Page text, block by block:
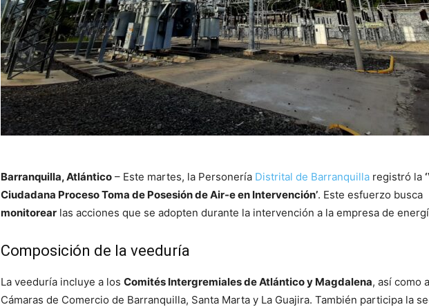
Barranquilla, Atlántico – Este martes, la Personería Distrital de Barranquilla registró la
Ciudadana Proceso Toma de Posesión de Air-e en Intervención’. Este esfuerzo busca
monitorear las acciones que se adopten durante la intervención a la empresa de
Composición de la veeduría
La veeduría incluye a los Comités Intergremiales de Atlántico y Magdalena, así como
Cámaras de Comercio de Barranquilla, Santa Marta y La Guajira. También participa la